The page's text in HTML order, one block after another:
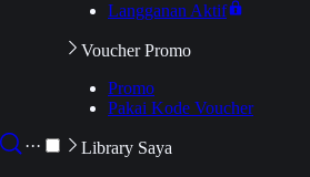
···
Langganan Aktif
Voucher Promo
Promo
Pakai Kode Voucher
Library Saya